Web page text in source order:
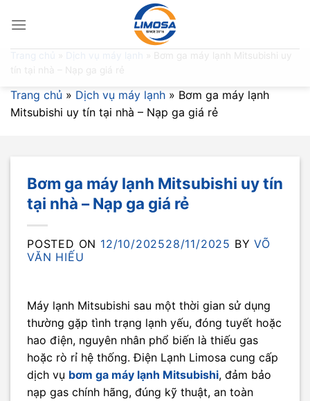
Bơm ga máy lạnh Mitsubishi uy
tín tại nhà – Nạp ga giá rẻ
Trang chủ » Dịch vụ máy lạnh » Bơm ga máy lạnh
Mitsubishi uy tín tại nhà – Nạp ga giá rẻ
Bơm ga máy lạnh Mitsubishi uy tín
tại nhà – Nạp ga giá rẻ
POSTED ON 12/10/202528/11/2025 BYVÕ
VĂN HIẾU
Máy lạnh Mitsubishi sau một thời gian sử dụng
thường gặp tình trạng lạnh yếu, đóng tuyết hoặc
hao điện, nguyên nhân phổ biến là thiếu gas
hoặc rò rỉ hệ thống. Điện Lạnh Limosa cung cấp
dịch vụ bơm ga máy lạnh Mitsubishi, đảm bảo
nạp gas chính hãng, đúng kỹ thuật, an toàn